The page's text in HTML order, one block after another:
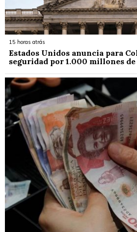
15 horas atrás
Estados Unidos anuncia para
seguridad por 1.000 millones